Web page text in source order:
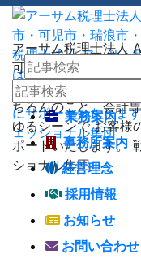
アーサム税理士法人
可児市・瑞浪市・土
士法人 アーサム税理
ちろんのこと、会計
ゆるシーンで お客様
ポートいたします。
ショナル集団
業務案内
事務所案内
経営理念
採用情報
お知らせ
お問い合わせ